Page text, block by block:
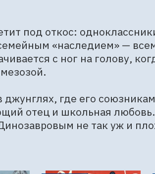
под откос:
«наследием» —
с ног на голову,
где его
отец и школьная
не так уж и